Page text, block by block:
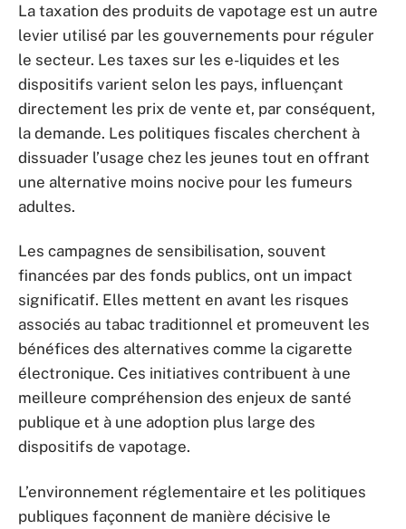
La taxation des produits de vapotage est un autre
levier utilisé par les gouvernements pour réguler
le secteur. Les taxes sur les e-liquides et les
dispositifs varient selon les pays, influençant
directement les prix de vente et, par conséquent,
la demande. Les politiques fiscales cherchent à
dissuader l’usage chez les jeunes tout en offrant
une alternative moins nocive pour les fumeurs
adultes.
Les campagnes de sensibilisation, souvent
financées par des fonds publics, ont un impact
significatif. Elles mettent en avant les risques
associés au tabac traditionnel et promeuvent les
bénéfices des alternatives comme la cigarette
électronique. Ces initiatives contribuent à une
meilleure compréhension des enjeux de santé
publique et à une adoption plus large des
dispositifs de vapotage.
L’environnement réglementaire et les politiques
publiques façonnent de manière décisive le